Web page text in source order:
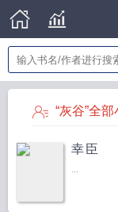
“灰谷”全
幸臣
...